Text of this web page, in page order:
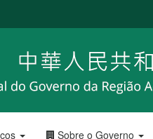
Sobre o Governo